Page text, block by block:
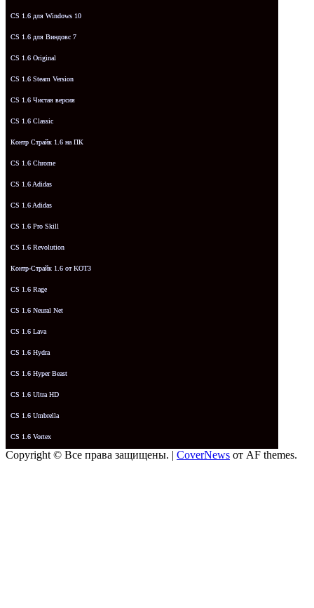
CS 1.6 для Windows 10
CS 1.6 для Виндовс 7
CS 1.6 Original
CS 1.6 Steam Version
CS 1.6 Чистая версия
CS 1.6 Classic
Контр Страйк 1.6 на ПК
CS 1.6 Chrome
CS 1.6 Adidas
CS 1.6 Adidas
CS 1.6 Pro Skill
CS 1.6 Revolution
Контр-Страйк 1.6 от KOT3
CS 1.6 Rage
CS 1.6 Neural Net
CS 1.6 Lava
CS 1.6 Hydra
CS 1.6 Hyper Beast
CS 1.6 Ultra HD
CS 1.6 Umbrella
CS 1.6 Vortex
Copyright © Все права защищены. | CoverNews от AF themes.